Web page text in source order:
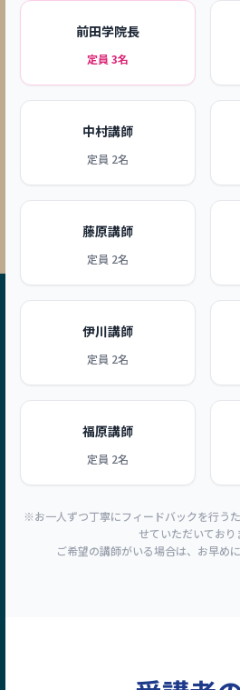
前田学院長
定員 3名
中村講師
定員 2名
藤原講師
定員 2名
伊川講師
定員 2名
福原講師
定員 2名
※お一人ずつ丁寧にフィードバックを行う
せていただいており
ご希望の講師がいる場合は、お早め